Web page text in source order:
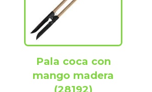
Pala coca con
mango madera
(28192)